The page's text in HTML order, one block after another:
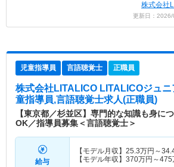
株式会社
更新日：
児童指導員 言語聴覚士 正職員
株式会社LITALICO LITALICOジュニ
童指導員,言語聴覚士求人(正職員)
【東京都／杉並区】専門的な知識も身に
OK／指導員募集＜言語聴覚士＞
給与
【モデル月収】 25.3万円～
【モデル年収】 370万円～475